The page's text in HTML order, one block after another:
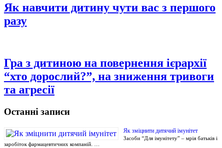
Як навчити дитину чути вас з першого
разу
Гра з дитиною на повернення ієрархії
“хто дорослий?”, на зниження тривоги
та агресії
Останні записи
Як зміцнити дитячий імунітет
Засоби “Для імунітету” – мрія батьків і
заробіток фармацевтичних компаній. …